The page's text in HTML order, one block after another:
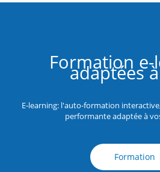
Formation
adaptées
E-learning: l'auto-formation
performante adaptée à
Formation